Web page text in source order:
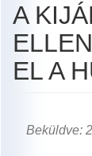
A
EL A
Beküldve: